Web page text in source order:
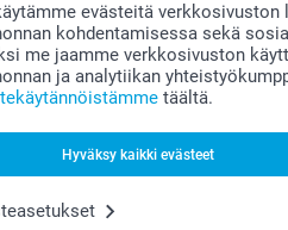
evästeitä
kohdentamisessa sekä
me jaamme verkkosivuston
ja analytiikan
täältä.
Hyväksy kaikki evästeet